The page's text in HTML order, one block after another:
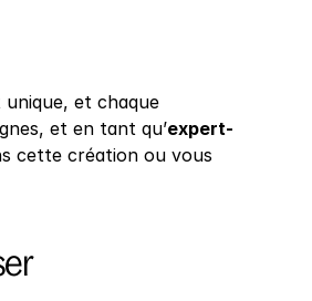
unique, et chaque
et en tant qu’expert-
cette création ou vous